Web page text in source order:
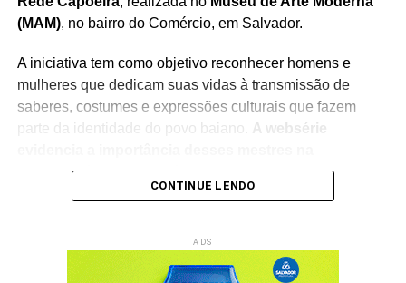
(MAM), no bairro do Comércio, em Salvador.
A iniciativa tem como objetivo reconhecer homens e
mulheres que dedicam suas vidas à transmissão de
saberes, costumes e expressões culturais que fazem
parte da identidade do povo baiano.
A websérie
preservação do patrimônio imaterial, reforçando o
papel da cultura popular na construção da memória
O lançamento integra a programação doRede Capoeira
evento que reúne artistas, pesquisadores, representantes
CONTINUE LENDO
ADS